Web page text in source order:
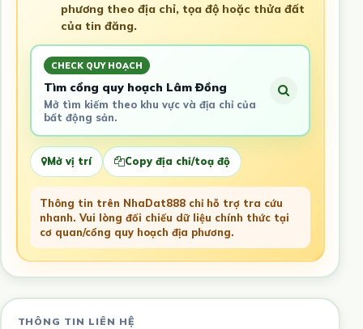
phương theo địa chỉ, tọa độ hoặc thửa đất
của tin đăng.
CHECK QUY HOẠCH
Tìm cổng quy hoạch Lâm Đồng
Mở tìm kiếm theo khu vực và địa chỉ của
bất động sản.
Mở vị trí Copy địa chỉ/toạ độ
Thông tin trên NhaDat888 chỉ hỗ trợ tra cứu
nhanh. Vui lòng đối chiếu dữ liệu chính thức tại
cơ quan/cổng quy hoạch địa phương.
THÔNG TIN LIÊN HỆ